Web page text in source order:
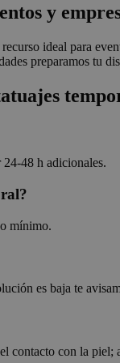
y
ideal para
preparamos tu
48 h adicionales.
mínimo.
es baja te
contacto con la
Las cookies
gestión de cuentas.
Nombre